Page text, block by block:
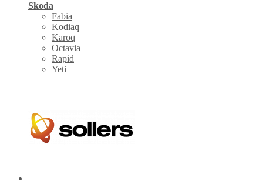
Skoda
Fabia
Kodiaq
Karoq
Octavia
Rapid
Yeti